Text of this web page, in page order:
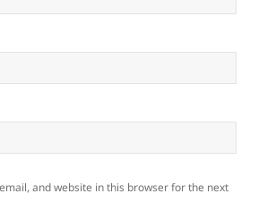
and website in this browser for the next